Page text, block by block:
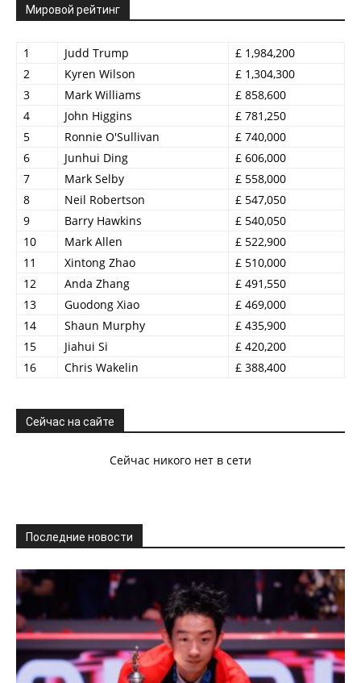
Мировой рейтинг
1 Judd Trump
£ 1,984,200
2
Kyren Wilson
£ 1,304,300
3
Mark Williams
£ 858,600
4
John Higgins
£ 781,250
5
Ronnie O'Sullivan
£ 740,000
6
Junhui Ding
£ 606,000
7
Mark Selby
£ 558,000
8
Neil Robertson
£ 547,050
9
Barry Hawkins
£ 540,050
10
Mark Allen
£ 522,900
11
Xintong Zhao
£ 510,000
12
Anda Zhang
£ 491,550
13
Guodong Xiao
£ 469,000
14
Shaun Murphy
£ 435,900
15
Jiahui Si
£ 420,200
16
Chris Wakelin £ 388,400
Сейчас на сайте
Сейчас никого нет в сети
Последние новости